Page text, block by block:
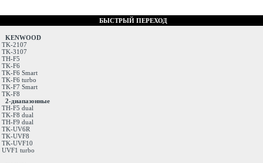
БЫСТРЫЙ ПЕРЕХОД
KENWOOD
TK-2107
TK-3107
TH-F5
TK-F6
TK-F6 Smart
TK-F6 turbo
TK-F7 Smart
TK-F8
2-диапазонные
TH-F5 dual
TK-F8 dual
TH-F9 dual
TK-UV6R
TK-UVF8
TK-UVF10
UVF1 turbo